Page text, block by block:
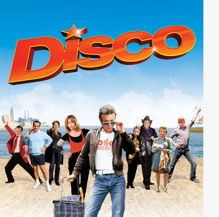
kümmert. Offensichtlich verwechselt es sie mit seiner
Tochter - und deren Rolle nimmt Laure bald ein,
nachdem sie den Selbstmord der Tochter beobachten
mußte. Sie steigt in ein Flugzeug nach Amerika, lernt
einen aufstrebenden Politiker kennen - und ist ihrer
Vergangenheit, der Kriminalität und Verfolgung,
endlich entflohen. So scheint es zumindest...